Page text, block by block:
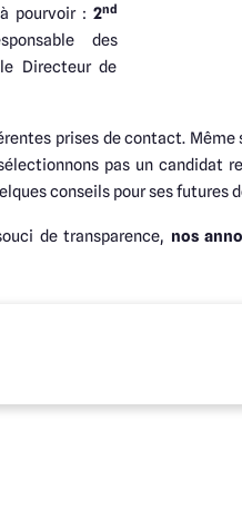
pourvoir : 2nd
des
Directeur de
prises de contact.
pas un candidat
conseils pour ses futures
de transparence, nos